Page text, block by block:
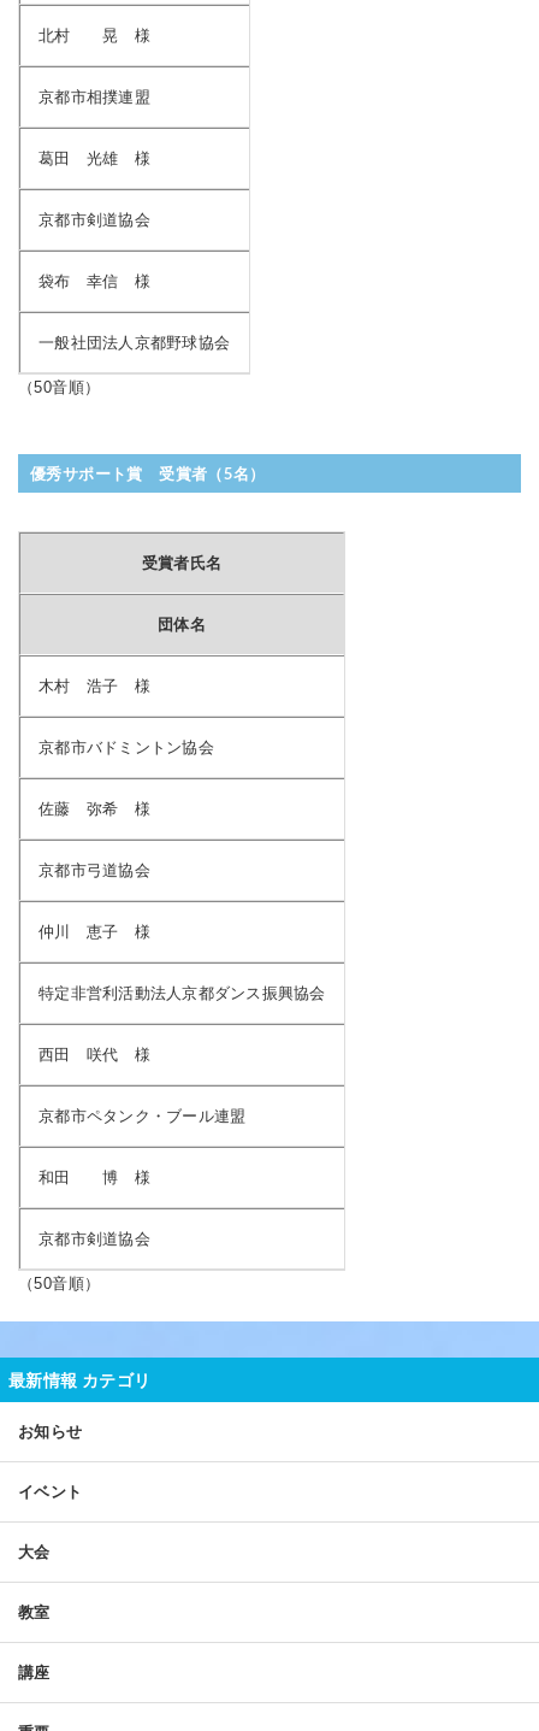
北村 晃 様
京都市相撲連盟
葛田 光雄 様
京都市剣道協会
袋布 幸信 様
一般社団法人京都野球協会
（50音順）
優秀サポート賞 受賞者（5名）
受賞者氏名
団体名
木村 浩子 様
京都市バドミントン協会
佐藤 弥希 様
京都市弓道協会
仲川 恵子 様
特定非営利活動法人京都ダンス振興協会
西田 咲代 様
京都市ペタンク・ブール連盟
和田 博 様
京都市剣道協会
（50音順）
最新情報 カテゴリ
お知らせ
イベント
大会
教室
講座